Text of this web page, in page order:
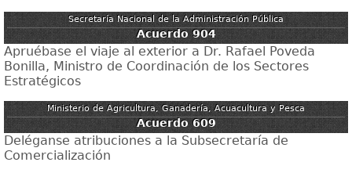
Secretaría Nacional de la Administración Pública
Acuerdo 904
Apruébase el viaje al exterior a Dr. Rafael Poveda
Bonilla, Ministro de Coordinación de los Sectores
Estratégicos
Ministerio de Agricultura, Ganadería, Acuacultura y Pesca
Acuerdo 609
Deléganse atribuciones a la Subsecretaría de
Comercialización